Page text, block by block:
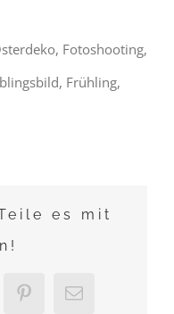
Fotoshooting,
Frühling,
es mit
Pinterest
E-